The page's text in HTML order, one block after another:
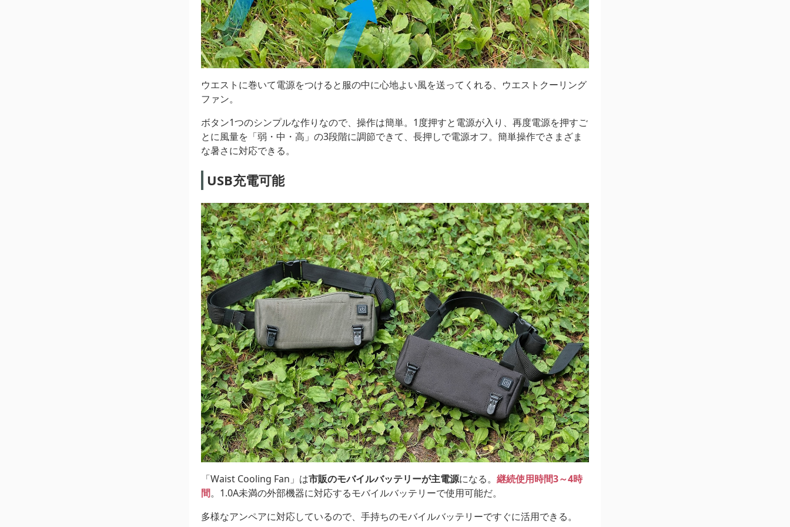
ウエストに巻いて電源をつけると服の中に心地よい風を送ってくれる、ウエストクーリング
ファン。
ボタン1つのシンプルな作りなので、操作は簡単。1度押すと電源が入り、再度電源を押すご
とに風量を「弱・中・高」の3段階に調節できて、長押しで電源オフ。簡単操作でさまざま
な暑さに対応できる。
USB充電可能
「Waist Cooling Fan」は市販のモバイルバッテリーが主電源になる。 継続使用時間3～4時
間。1.0A未満の外部機器に対応するモバイルバッテリーで使用可能だ。
多様なアンペアに対応しているので、手持ちのモバイルバッテリーですぐに活用できる。